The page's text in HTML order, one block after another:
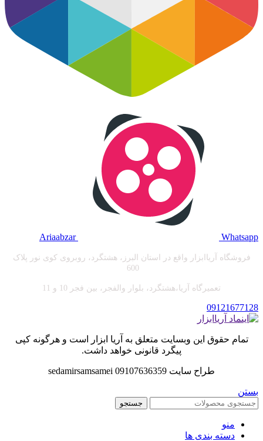
Ariaabzar Whatsapp
فروشگاه آریا‌ابزار واقع در استان البرز، هشتگرد، روبروی کوی نور پلاک
600
تعمیرگاه آریا،هشتگرد، بلوار والفجر، بین فجر 10 و 11
09121677128
تمام حقوق این وبسایت متعلق به آریا ابزار است و هرگونه کپی
پیگرد قانونی خواهد داشت.
طراح سایت sedamirsamsamei 09107636359
بستن
جستجو
منو
دسته بندی ها